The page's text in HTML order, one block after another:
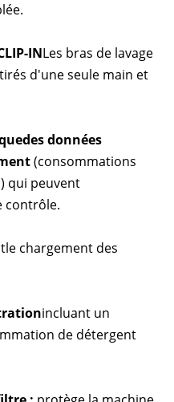
INLes bras de lavage
d'une seule main et
données
(consommations
qui peuvent
contrôle.
chargement des
incluant un
de détergent